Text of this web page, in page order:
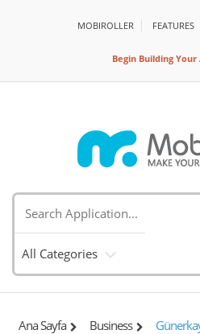
MOBIROLLER FEATURES
Begin Building
All Categories
Ana Sayfa Business